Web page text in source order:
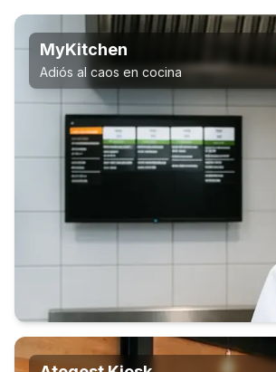
MyKitchen
Adiós al caos en cocina